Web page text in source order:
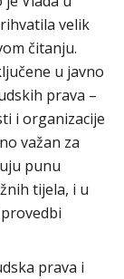
velik
čitanju.
u javno
prava –
i organizacije
važan za
punu
tijela, i u
prava i